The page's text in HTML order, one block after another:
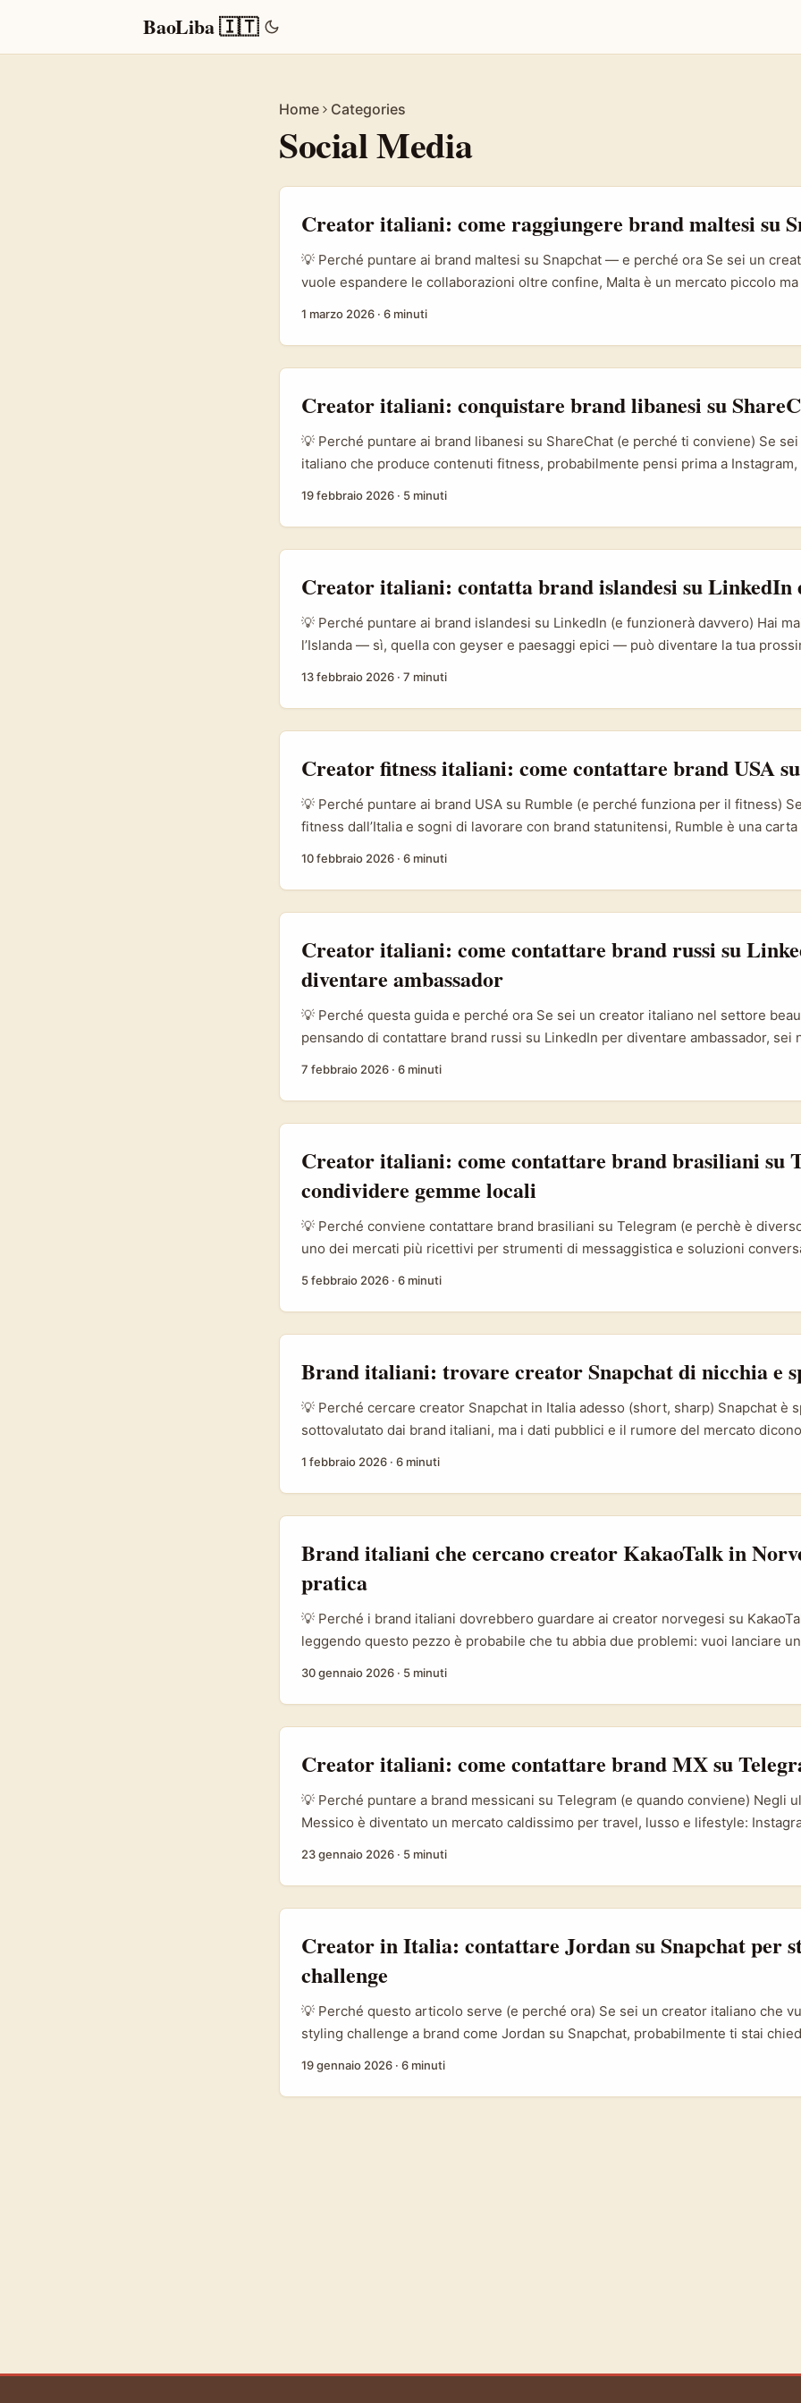
BaoLiba 🇮🇹
Home Categories
Social Media
Creator italiani: come raggiungere brand maltesi su
💡 Perché puntare ai brand maltesi su Snapchat — e perché ora Se sei un
vuole espandere le collaborazioni oltre confine, Malta è un mercato piccolo
autenticità e rapidità: pensa a outfit reveal, “try-on” in tempo reale e messaggi
via Sponsored Snaps. ...
1 marzo 2026 · 6 minuti
Creator italiani: conquistare brand libanesi su
💡 Perché puntare ai brand libanesi su ShareChat (e perché ti conviene) Se
italiano che produce contenuti fitness, probabilmente pensi prima a Instagram,
arabi e diasporici. Con partner come MoonTech e agenzie che trasformano
marketing in crescita prevedibile, c’è spazio per proposte creative misurate e
19 febbraio 2026 · 5 minuti
Creator italiani: contatta brand islandesi su LinkedIn
💡 Perché puntare ai brand islandesi su LinkedIn (e funzionerà davvero) Hai
l’Islanda — sì, quella con geyser e paesaggi epici — può diventare la tua
intelligente: pubblico più qualificato, decision maker raggiungibili e processi
più corti rispetto al puro social engagement. ...
13 febbraio 2026 · 7 minuti
Creator fitness italiani: come contattare brand USA
💡 Perché puntare ai brand USA su Rumble (e perché funziona per il fitness)
fitness dall’Italia e sogni di lavorare con brand statunitensi, Rumble è una
dimostrato che partnership culturali e co-branding con atleti funzionano —
mosse di L’Oréal e La Roche-Posay citate nelle analisi di settore: sport +
10 febbraio 2026 · 6 minuti
Creator italiani: come contattare brand russi su
diventare ambassador
💡 Perché questa guida e perché ora Se sei un creator italiano nel settore
pensando di contattare brand russi su LinkedIn per diventare ambassador, sei
anche complessità. ...
7 febbraio 2026 · 6 minuti
Creator italiani: come contattare brand brasiliani su
condividere gemme locali
💡 Perché conviene contattare brand brasiliani su Telegram (e perchè è
uno dei mercati più ricettivi per strumenti di messaggistica e soluzioni
strutturati o tech-savvy. Nel materiale di riferimento si evidenzia che startup
Brasile raggiungono una grande base utenti in poco tempo — un segnale che
5 febbraio 2026 · 6 minuti
Brand italiani: trovare creator Snapchat di nicchia e
💡 Perché cercare creator Snapchat in Italia adesso (short, sharp) Snapchat è
sottovalutato dai brand italiani, ma i dati pubblici e il rumore del mercato
raggiungere micro‑community verticali — gamer under 25, appassionati di
quartiere, micro‑collezionisti di moda indie — Snapchat può essere la “nuova
1 febbraio 2026 · 6 minuti
Brand italiani che cercano creator KakaoTalk in
pratica
💡 Perché i brand italiani dovrebbero guardare ai creator norvegesi su
leggendo questo pezzo è probabile che tu abbia due problemi: vuoi lanciare
— sia rilevante per il tuo messaggio. Oppure stai esplorando canali meno saturi
Instagram/TikTok per testare autenticità e segmentazione niche. ...
30 gennaio 2026 · 5 minuti
Creator italiani: come contattare brand MX su
💡 Perché puntare a brand messicani su Telegram (e quando conviene) Negli
Messico è diventato un mercato caldissimo per travel, lusso e lifestyle:
Yucatán, ma c’è una finestra importante per i creator che vogliono offrire
dietro le quinte — e spesso quei rapporti si costruiscono fuori dalle
su Telegram e canali diretti. Fonti come il comunicato di Pepeto su openPR
verticali. ...
23 gennaio 2026 · 5 minuti
Creator in Italia: contattare Jordan su Snapchat per
challenge
💡 Perché questo articolo serve (e perché ora) Se sei un creator italiano che
styling challenge a brand come Jordan su Snapchat, probabilmente ti stai
in una partnership concreta? Non basta solo avere buon gusto: serve strategia,
alla piattaforma e un approccio che rispetti le logiche di consumer
19 gennaio 2026 · 6 minuti